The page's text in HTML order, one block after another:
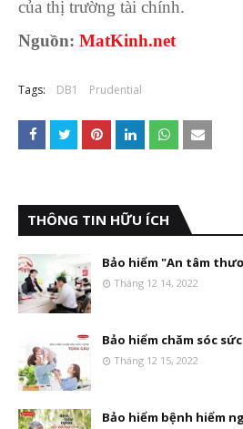
của thị trường tài chính.
Nguồn: MatKinh.net
Tags: DB1 Prudential
THÔNG TIN HỮU ÍCH
Bảo hiểm "An tâm
Tháng 12 14, 2022
Bảo hiểm chăm sóc
Tháng 12 15, 2022
Bảo hiểm bệnh hiểm